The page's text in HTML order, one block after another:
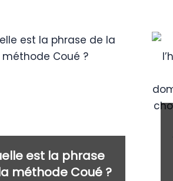
est la phrase
méthode Coué ?